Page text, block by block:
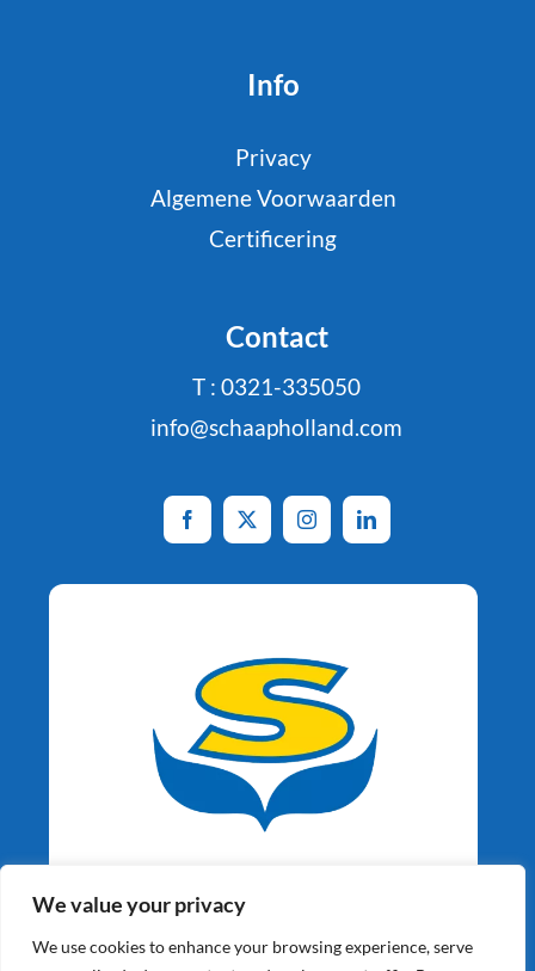
We value your privacy
We use cookies to enhance your browsing experience, serve
Info
Privacy
Algemene Voorwaarden
Certificering
Contact
T : 0321-335050
info@schaapholland.com